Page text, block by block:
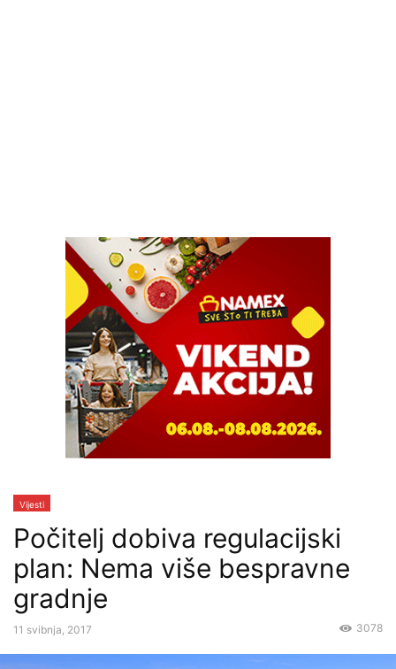
Vijesti
Počitelj dobiva regulacijski
plan: Nema više bespravne
gradnje
11 svibnja, 2017 3078